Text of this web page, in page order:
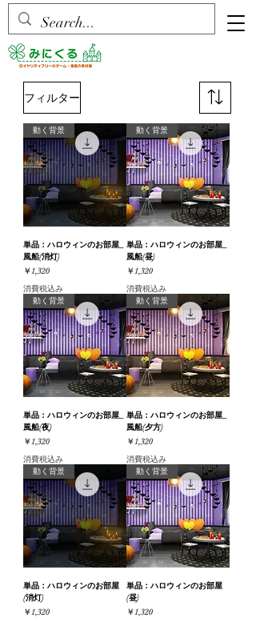
フィルター
動く背景
単品：ハロウィンのお部屋_
風船(消灯)
価格
￥1,320
消費税込み
動く背景
単品：ハロウィンのお部屋_
風船(昼)
価格
￥1,320
消費税込み
動く背景
単品：ハロウィンのお部屋_
風船(夜)
価格
￥1,320
消費税込み
動く背景
単品：ハロウィンのお部屋_
風船(夕方)
価格
￥1,320
消費税込み
動く背景
単品：ハロウィンのお部屋
(消灯)
価格
￥1,320
動く背景
単品：ハロウィンのお部屋
(昼)
価格
￥1,320